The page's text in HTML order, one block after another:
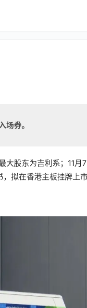
券。
大股东为吉利系；11月7
，拟在香港主板挂牌上